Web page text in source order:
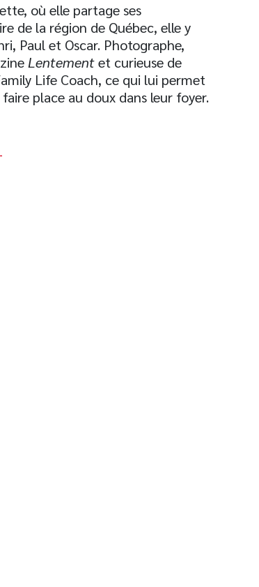
où elle partage ses
de la région de Québec, elle y
Paul et Oscar. Photographe,
Lentementet curieuse de
Life Coach, ce qui lui permet
place au doux dans leur foyer.